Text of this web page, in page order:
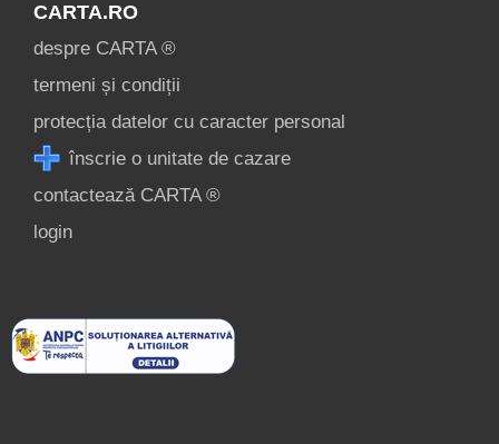
CARTA.RO
despre CARTA ®
termeni și condiții
protecția datelor cu caracter personal
înscrie o unitate de cazare
contactează CARTA ®
login